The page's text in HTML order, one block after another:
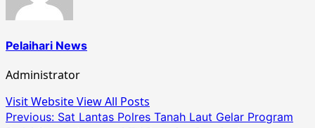
Pelaihari News
Administrator
Visit WebsiteView All Posts
Post
Previous: Sat Lantas Polres Tanah Laut Gelar Program